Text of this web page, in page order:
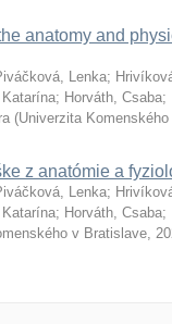
anatomy and
Lenka;
Katarína; Horváth, Csaba;
(Univerzita
z anatómie a
Lenka;
Katarína; Horváth, Csaba;
v Bratislave,